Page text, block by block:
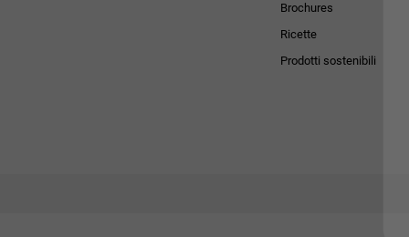
Brochures
Ricette
Prodotti sostenibili